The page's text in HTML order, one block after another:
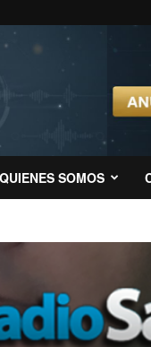
QUIENES SOMOS